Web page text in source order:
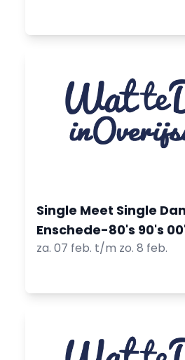
Single Meet Single
Enschede-80's 90's
za. 07 feb. t/m zo. 8 feb.